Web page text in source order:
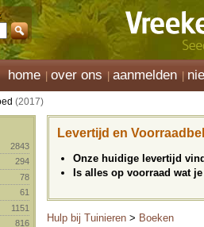
home over ons aanmelden
(2017)
2843
294
78
61
1151
816
Levertijd en
Onze huidige levertijd
Is alles op voorraad wat
Hulp bij Tuinieren > Boeken